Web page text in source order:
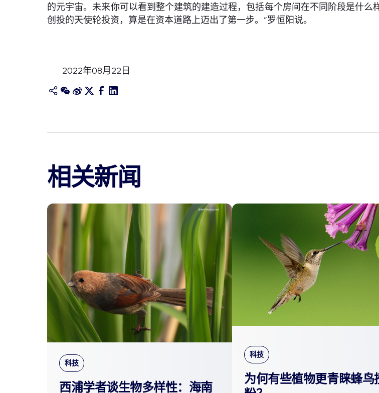
的元宇宙。未来你可以看到整个建筑的建造过程，包括每个房间在不同阶段是什
创投的天使轮投资，算是在资本道路上迈出了第一步。”罗恒阳说。
2022年08月22日
相关新闻
科技
西浦学者谈生物多样性：海南
科技
为何有些植物更青睐蜂鸟